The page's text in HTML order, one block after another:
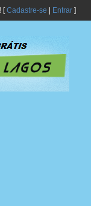
[Cadastre-se Entrar]